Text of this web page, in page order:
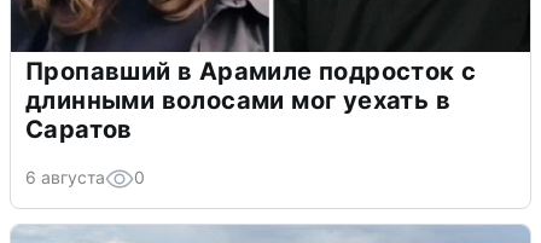
Пропавший в Арамиле подросток с
длинными волосами мог уехать в
Саратов
6 августа 0